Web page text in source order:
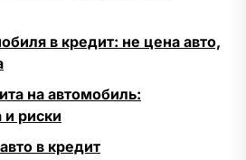
в кредит: не цена авто,
на автомобиль:
риски
в кредит